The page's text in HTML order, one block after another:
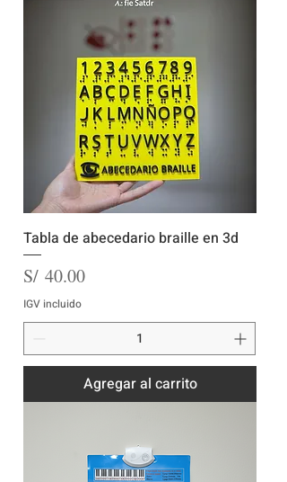
Tabla de abecedario braille en 3d
Precio
S/ 40.00
IGV incluido
Agregar al carrito